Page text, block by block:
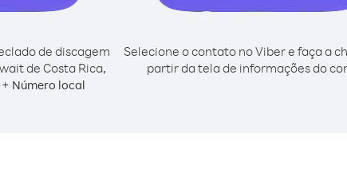
de discagem
de Costa Rica,
Número local
Selecione o contato no Viber e faça a
partir da tela de informações do